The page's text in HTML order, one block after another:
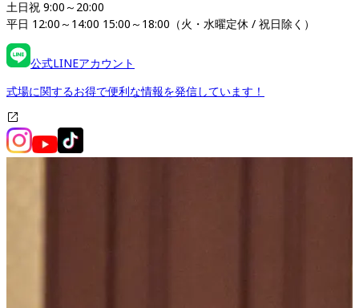
土日祝 9:00～20:00
平日 12:00～14:00 15:00～18:00（火・水曜定休 / 祝日除く）
公式LINEアカウント
式場に関するお得で便利な情報を発信しています！